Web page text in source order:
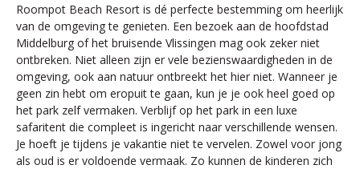
Roompot Beach Resort is dé perfecte bestemming om heerlijk
van de omgeving te genieten. Een bezoek aan de hoofdstad
Middelburg of het bruisende Vlissingen mag ook zeker niet
ontbreken. Niet alleen zijn er vele bezienswaardigheden in de
omgeving, ook aan natuur ontbreekt het hier niet. Wanneer je
geen zin hebt om eropuit te gaan, kun je je ook heel goed op
het park zelf vermaken. Verblijf op het park in een luxe
safaritent die compleet is ingericht naar verschillende wensen.
Je hoeft je tijdens je vakantie niet te vervelen. Zowel voor jong
als oud is er voldoende vermaak. Zo kunnen de kinderen zich